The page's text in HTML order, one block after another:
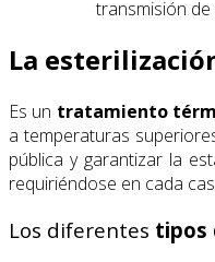
transmisión de
La
Es un tratamiento
a temperaturas
pública y garantizar la
requiriéndose en cada
Los diferentes tipos